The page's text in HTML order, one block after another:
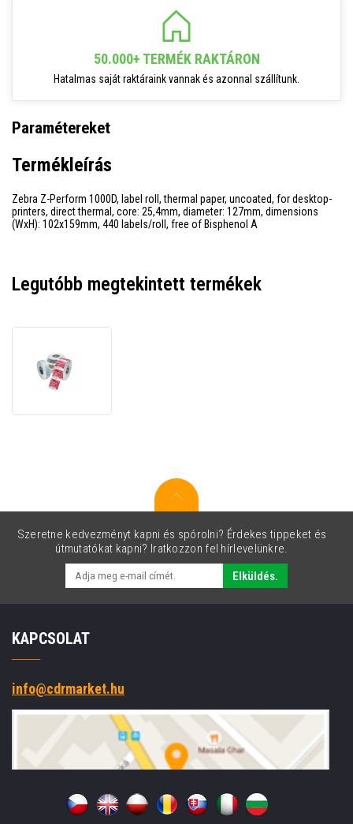
50.000+ TERMÉK RAKTÁRON
Hatalmas saját raktáraink vannak és azonnal szállítunk.
Paramétereket
Termékleírás
Zebra Z-Perform 1000D, label roll, thermal paper, uncoated, for desktop-
printers, direct thermal, core: 25,4mm, diameter: 127mm, dimensions
(WxH): 102x159mm, 440 labels/roll, free of Bisphenol A
Legutóbb megtekintett termékek
roll,
Szeretne kedvezményt kapni és spórolni? Érdekes tippeket és
útmutatókat kapni? Iratkozzon fel hírlevelünkre.
Elküldés.
KAPCSOLAT
info@cdrmarket.hu